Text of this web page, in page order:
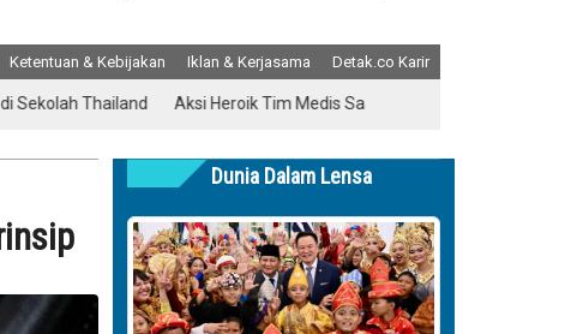
Ketentuan & Kebijakan Iklan & Kerjasama Detak.co Karir
Aksi Heroik Tim Medis Saat Ruang Operasi Diguncang Gempa
Dunia Dalam Lensa